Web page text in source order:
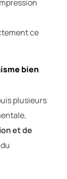
ce
bien
plusieurs
et de